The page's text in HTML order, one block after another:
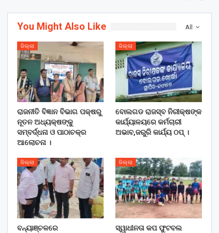
All
You Might Also Like
ଜିଲ୍ଲା
ରାଜନୀତି ବିଜ୍ଞାନ ବିଭାଗ ପକ୍ଷରୁ
ନୂତନ ଅଧ୍ୟକ୍ଷଙ୍କୁ
ସମ୍ବର୍ଦ୍ଧନା ଓ ପାଠାଚକ୍ର
ଆଲୋଚନା ।
ଜିଲ୍ଲା
ବୋଲଗଡ ରାଜସ୍ବ ନିରୀକ୍ଷଙ୍କ
କାର୍ଯ୍ୟାଳୟରେ କର୍ମଚାରୀ
ଅଭାବ,ଜରୁରି କାର୍ଯ୍ୟ ଠପ୍ ।
ଜିଲ୍ଲା
ବନ୍ୟାଞ୍ଚଳରେ
ଜିଲ୍ଲା
ସ୍ୱାଧୀନତା କପ ଫୁଟବଲ